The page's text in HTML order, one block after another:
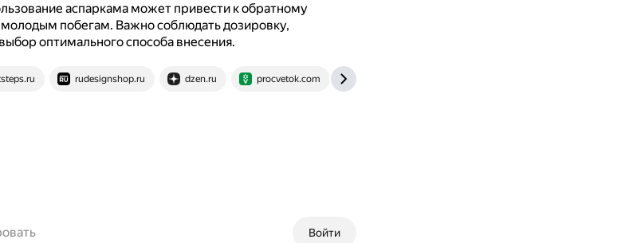
аспаркама может привести к обратному
побегам. Важно соблюдать дозировку,
оптимального способа внесения.
rudesignshop.ru dzen.ru procvetok.com
Войти